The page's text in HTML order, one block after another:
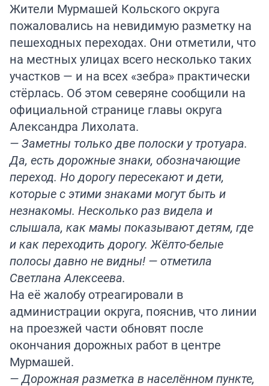
Жители Мурмашей Кольского округа
пожаловались на невидимую разметку на
пешеходных переходах. Они отметили, что
на местных улицах всего несколько таких
участков — и на всех «зебра» практически
стёрлась. Об этом северяне сообщили на
официальной странице главы округа
Александра Лихолата.
— Заметны только две полоски у тротуара.
Да, есть дорожные знаки, обозначающие
переход. Но дорогу пересекают и дети,
которые с этими знаками могут быть и
незнакомы. Несколько раз видела и
слышала, как мамы показывают детям, где
и как переходить дорогу. Жёлто-белые
полосы давно не видны! — отметила
Светлана Алексеева.
На её жалобу отреагировали в
администрации округа, пояснив, что линии
на проезжей части обновят после
окончания дорожных работ в центре
Мурмашей.
— Дорожная разметка в населённом пункте,